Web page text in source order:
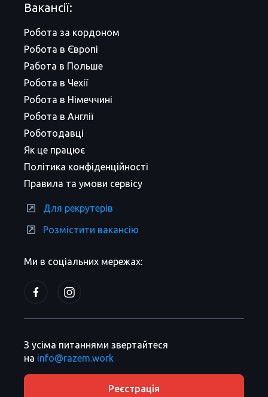
Ми в соціальних мережах:
Вакансії:
Робота за кордоном
Робота в Європі
Работа в Польше
Робота в Чехії
Робота в Німеччині
Робота в Англії
Роботодавці
Як це працює
Політика конфіденційності
Правила та умови сервісу
Для рекрутерів
Розмістити вакансію
З усіма питаннями звертайтеся
на info@razem.work
Реєстрація